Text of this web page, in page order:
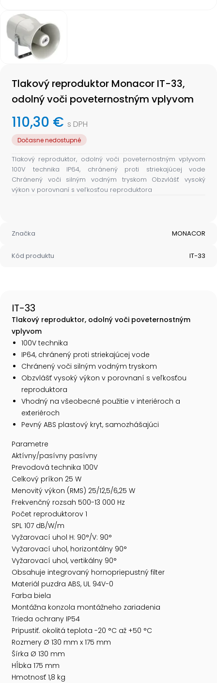
Item
of
Tlakový reproduktor Monacor IT-33,
odolný voči poveternostným vplyvom
110,30 € s DPH
Dočasne nedostupné
Tlakový reproduktor, odolný voči poveternostným vplyvom
100V technika IP64, chránený proti striekajúcej vode
Chránený voči silným vodným tryskom Obzvlášť vysoký
výkon v porovnaní s veľkosťou reproduktora
Značka MONACOR
Kód produktu IT-33
IT-33
Tlakový reproduktor, odolný voči poveternostným
vplyvom
100V technika
IP64, chránený proti striekajúcej vode
Chránený voči silným vodným tryskom
Obzvlášť vysoký výkon v porovnaní s veľkosťou
reproduktora
Vhodný na všeobecné použitie v interiéroch a
exteriéroch
Pevný ABS plastový kryt, samozhášajúci
Parametre
Aktívny/pasívny pasívny
Prevodová technika 100V
Celkový príkon 25 W
Menovitý výkon (RMS) 25/12,5/6,25 W
Frekvenčný rozsah 500-13 000 Hz
Počet reproduktorov 1
SPL 107 dB/W/m
Vyžarovací uhol H: 90°/V: 90°
Vyžarovací uhol, horizontálny 90°
Vyžarovací uhol, vertikálny 90°
Obsahuje integrovaný hornopriepustný filter
Materiál puzdra ABS, UL 94V-0
Farba biela
Montážna konzola montážneho zariadenia
Trieda ochrany IP54
Pripustiť. okolitá teplota -20 °C až +50 °C
Rozmery Ø 130 mm x 175 mm
Šírka Ø 130 mm
Hĺbka 175 mm
Hmotnosť 1,8 kg